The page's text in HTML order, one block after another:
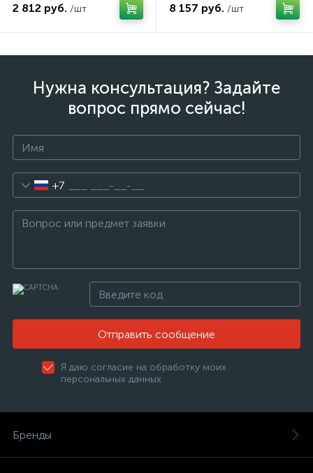
2 812 руб. /шт 8 157 руб. /шт
Нужна консультация? Задайте
вопрос прямо сейчас!
+7
Отправить сообщение
Я даю согласие на обработку моих
персональных данных
Бренды